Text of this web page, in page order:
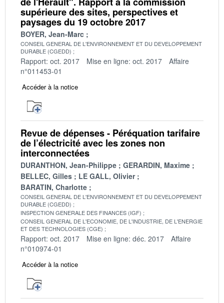
supérieure des sites, perspectives et
paysages du 19 octobre 2017
BOYER, Jean-Marc
CONSEIL GENERAL DE L'ENVIRONNEMENT ET DU DEVELOPPEMENT
DURABLE (CGEDD)
Rapport: oct. 2017 Mise en ligne: oct. 2017
Affaire
n°011453-01
Accéder à la notice
Revue de dépenses - Péréquation tarifaire
de l’électricité avec les zones non
interconnectées
DURANTHON, Jean-Philippe
GERARDIN, Maxime
BELLEC, Gilles
LE GALL, Olivier
BARATIN, Charlotte
CONSEIL GENERAL DE L'ENVIRONNEMENT ET DU DEVELOPPEMENT
DURABLE (CGEDD)
INSPECTION GENERALE DES FINANCES (IGF)
CONSEIL GENERAL DE L'ECONOMIE, DE L'INDUSTRIE, DE L'ENERGIE
ET DES TECHNOLOGIES (CGE)
Rapport: oct. 2017 Mise en ligne: déc. 2017
Affaire
n°010974-01
Accéder à la notice